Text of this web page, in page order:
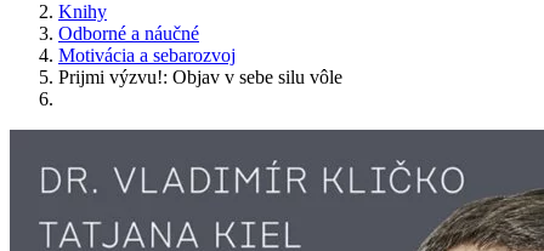
Knihy
Odborné a náučné
Motivácia a sebarozvoj
Prijmi výzvu!: Objav v sebe silu vôle